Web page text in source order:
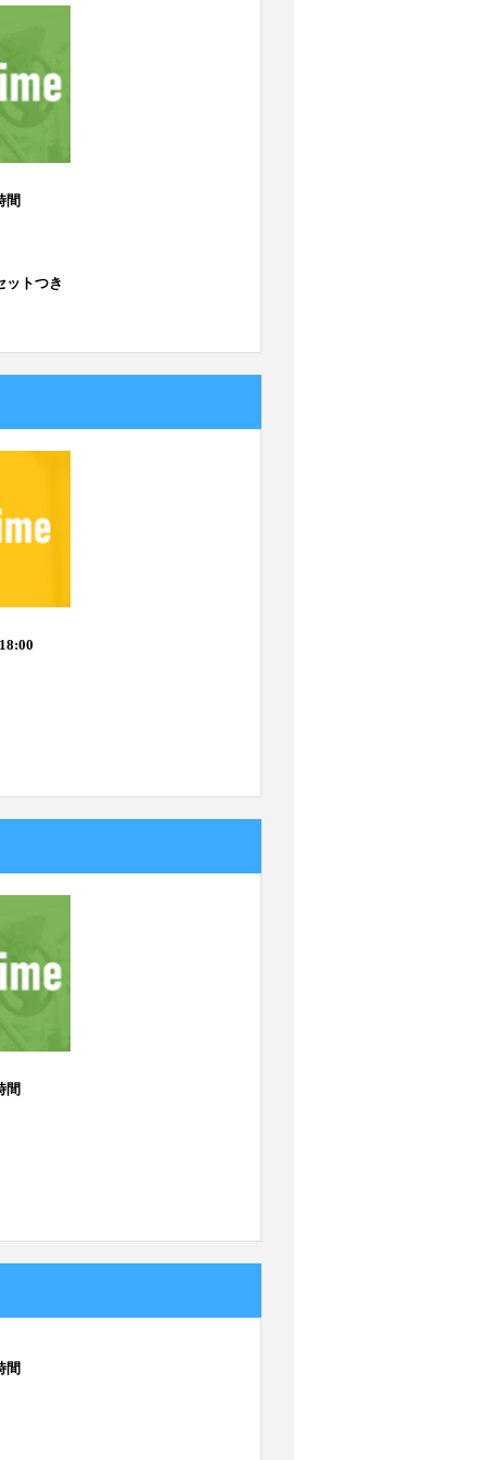
間
ットつき
間
間